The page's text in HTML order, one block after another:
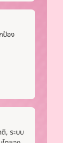
ป้อง
, ระบบ